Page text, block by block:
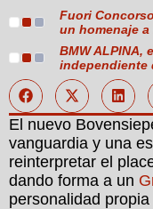
Fuori
un homenaje
BMW ALPINA,
independiente
El nuevo
vanguardia y una
reinterpretar el
dando forma a un
personalidad